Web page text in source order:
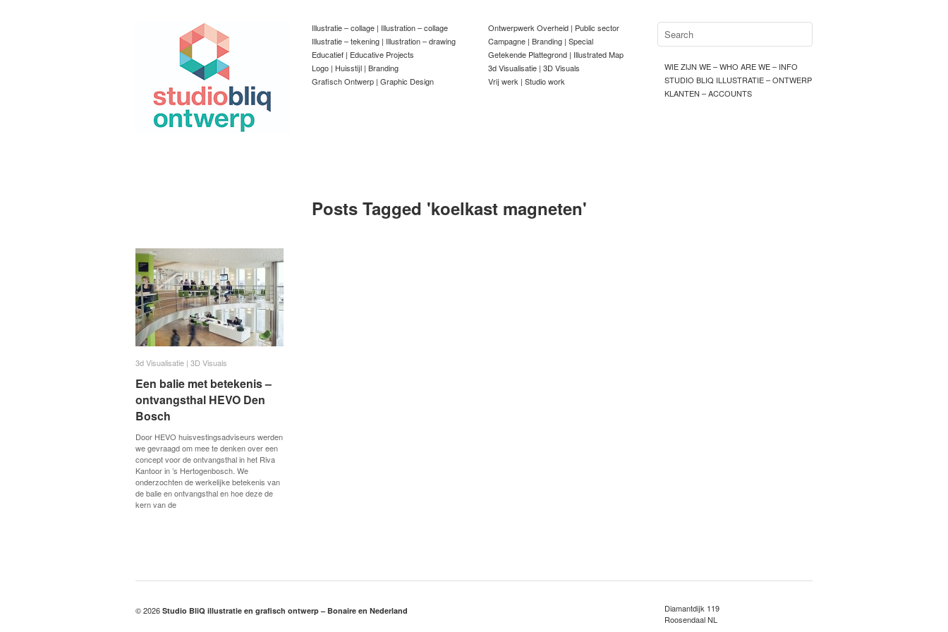
Illustratie – collage | Illustration – collage
Illustratie – tekening | Illustration – drawing
Educatief | Educative Projects
Logo | Huisstijl | Branding
Grafisch Ontwerp | Graphic Design
Ontwerpwerk Overheid | Public sector
Campagne | Branding | Special
Getekende Plattegrond | Illustrated Map
3d Visualisatie | 3D Visuals
Vrij werk | Studio work
WIE ZIJN WE – WHO ARE WE – INFO
STUDIO BLIQ ILLUSTRATIE – ONTWERP
KLANTEN – ACCOUNTS
Posts Tagged 'koelkast magneten'
3d Visualisatie | 3D Visuals
Een balie met betekenis –
ontvangsthal HEVO Den
Bosch
Door HEVO huisvestingsadviseurs werden
we gevraagd om mee te denken over een
concept voor de ontvangsthal in het Riva
Kantoor in ’s Hertogenbosch. We
onderzochten de werkelijke betekenis van
de balie en ontvangsthal en hoe deze de
kern van de
3d Visualisatie | 3D Visuals
Een balie met betekenis –
ontvangsthal HEVO Den
Bosch
© 2026 Studio BliQ illustratie en grafisch ontwerp – Bonaire en Nederland
Diamantdijk 119
Roosendaal NL